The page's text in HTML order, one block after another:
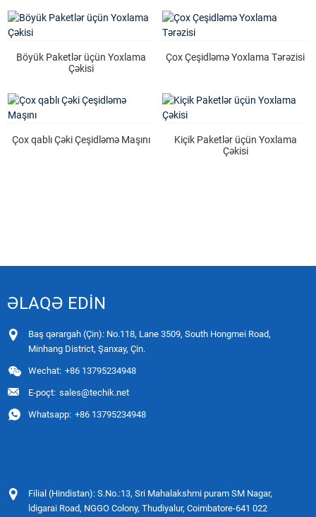
Böyük Paketlər üçün Yoxlama
Çəkisi
Çox Çeşidləmə Yoxlama Tərəzisi
Çox qablı Çəki Çeşidləmə Maşını
Kiçik Paketlər üçün Yoxlama
Çəkisi
ƏLAQƏ EDİN
Baş qərargah (Çin): No.118, Lane 3509, South Hongmei Road,
Minhang District, Şanxay, Çin.
Wechat: +86 13795234948
E-poçt: sales@techik.net
Whatsapp: +86 13795234948
Filial (Hindistan): S.No.:13, Sri Mahalakshmi puram SM Nagar,
ldigarai Road, NGGO Colony, Thudiyalur, Coimbatore-641 022